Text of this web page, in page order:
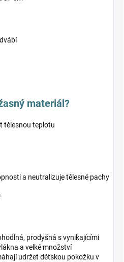
materiál?
tělesnou teplotu
a neutralizuje tělesné pachy
prodyšná s vynikajícími
a velké množství
udržet dětskou pokožku v